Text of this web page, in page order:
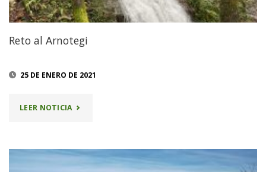
Reto al Arnotegi
25 DE ENERO DE 2021
LEER NOTICIA"RETO
ARNOTEGI"